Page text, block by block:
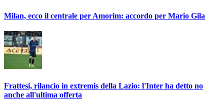
Milan, ecco il centrale per Amorim: accordo per Mario Gila
Frattesi, rilancio in extremis della Lazio: l'Inter ha detto no
anche all'ultima offerta